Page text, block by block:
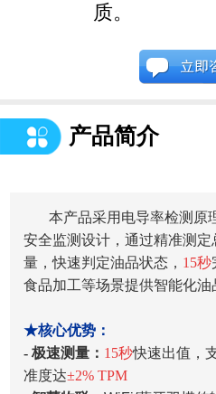
质。
产品简介
本产品采用电导率检测原
安全监测设计，通过精准测
量，快速判定油品状态， 15秒
食品加工等场景提供智能化油
★核心优势：
- 极速测量： 15秒快速出值，
准度达±2% TPM